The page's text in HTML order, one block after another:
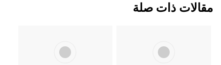
مقالات ذات صلة